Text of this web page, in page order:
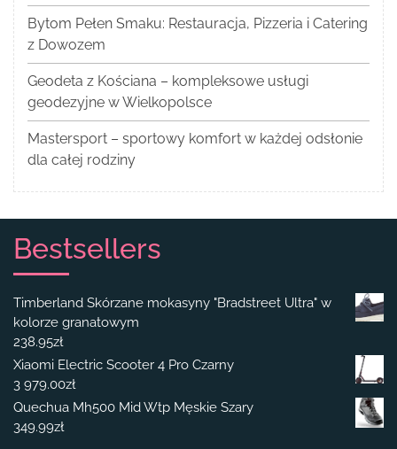
Bytom Pełen Smaku: Restauracja, Pizzeria i Catering
z Dowozem
Geodeta z Kościana – kompleksowe usługi
geodezyjne w Wielkopolsce
Mastersport – sportowy komfort w każdej odsłonie
dla całej rodziny
Bestsellers
Timberland Skórzane mokasyny "Bradstreet Ultra" w
kolorze granatowym
238.95zł
Xiaomi Electric Scooter 4 Pro Czarny
3 979.00zł
Quechua Mh500 Mid Wtp Męskie Szary
349.99zł